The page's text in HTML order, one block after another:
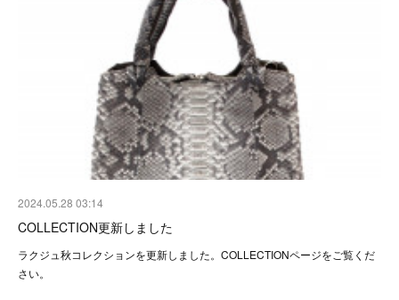
2024.05.28 03:14
COLLECTION更新しました
ラクジュ秋コレクションを更新しました。COLLECTIONページをご覧くだ
さい。